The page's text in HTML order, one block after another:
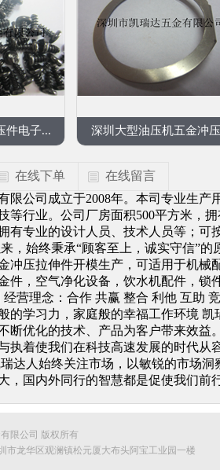
件电子... 深圳大型油压机五金冲
在线下单
在线留言
限公司成立于2008年。本司专业生
等行业。公司厂房面积500平方米，
有专业的设计人员、技术人员等；
，始终秉承“顾客至上，诚实守信”
冲压拉伸件开模生产，可适用于机
件，空气净化设备，饮水机配件，
营理念：合作 共赢 整合 利他 互助
的学习力，家庭般的幸福工作环境
断优化的技术、产品为客户带来效
执着使我们在科技高速发展的时代
达人始终关注市场，以敏锐的市场
，国内外同行的智慧都是促使我们前
限公司 版权所有
市龙华区观澜镇松元厦大布头阿宝工业园一楼